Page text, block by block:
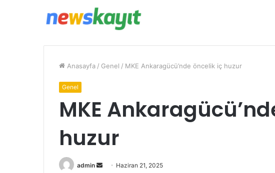
Anasayfa / Genel / MKE Ankaragücü’nde öncelik iç huzur
Genel
MKE
huzur
admin
Bir
Haziran 21, 2025